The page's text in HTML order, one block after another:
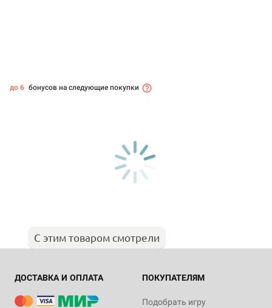
до 6 бонусов на следующие покупки
С этим товаром смотрели
ДОСТАВКА И ОПЛАТА ПОКУПАТЕЛЯМ
Подобрать игру